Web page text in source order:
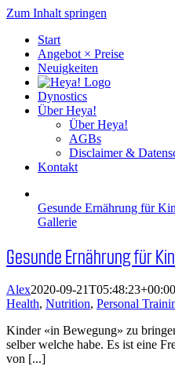
Zum Inhalt springen
Start
Angebot × Preise
Neuigkeiten
Dynostics
Über Heya!
Über Heya!
AGBs
Disclaimer &
Kontakt
Gesunde Ernährung für
Gallerie
Gesunde Ernährung für
Alex2020-09-21T05:48:23+00:00
Health, Nutrition, Personal
Kinder «in Bewegung» zu
selber welche habe. Es ist eine
von [...]